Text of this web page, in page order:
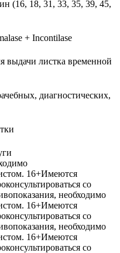
(16, 18, 31, 33, 35, 39, 45,
+ Incontilase
выдачи листка временной
диагностических,
16+Имеются
со
необходимо
16+Имеются
со
необходимо
16+Имеются
со